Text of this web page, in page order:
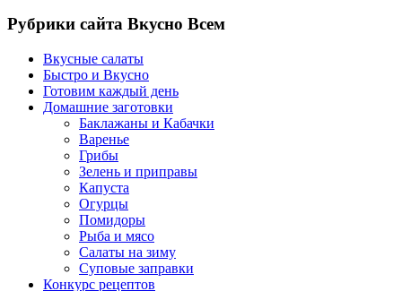
Рубрики сайта Вкусно Всем
Вкусные салаты
Быстро и Вкусно
Готовим каждый день
Домашние заготовки
Баклажаны и Кабачки
Варенье
Грибы
Зелень и приправы
Капуста
Огурцы
Помидоры
Рыба и мясо
Салаты на зиму
Суповые заправки
Конкурс рецептов